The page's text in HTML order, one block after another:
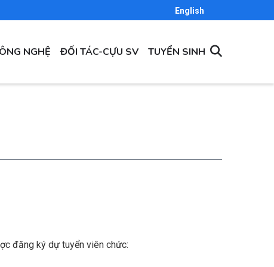
English
NGHỆ ĐỐI TÁC-CỰU SV TUYỂN SINH
đăng ký dự tuyển viên chức: